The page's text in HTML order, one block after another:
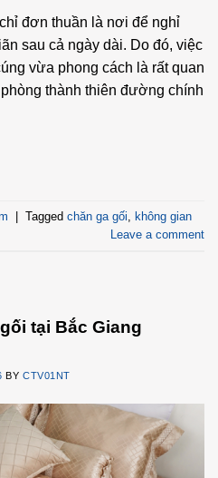
đơn thuần là nơi để nghỉ
sau cả ngày dài. Do đó, việc
vừa phong cách là rất quan
thành thiên đường chính
| Tagged chăn ga gối không gian
Leave a comment
tại Bắc Giang
BY CTV01NT